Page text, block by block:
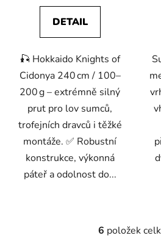
DETAIL
🎣 Hokkaido Knights of
Cidonya 240 cm / 100–
200 g – extrémně silný
prut pro lov sumců,
trofejních dravců i těžké
montáže. ✅ Robustní
konstrukce, výkonná
páteř a odolnost do...
O
6 položek